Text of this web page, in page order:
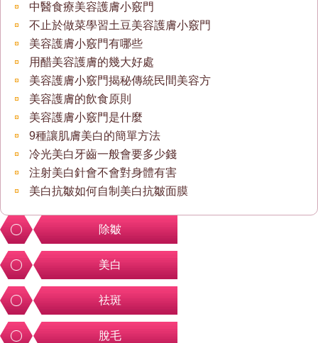
中醫食療美容護膚小竅門
不止於做菜學習土豆美容護膚小竅門
美容護膚小竅門有哪些
用醋美容護膚的幾大好處
美容護膚小竅門揭秘傳統民間美容方
美容護膚的飲食原則
美容護膚小竅門是什麼
9種讓肌膚美白的簡單方法
冷光美白牙齒一般會要多少錢
注射美白針會不會對身體有害
美白抗皺如何自制美白抗皺面膜
除皺
美白
祛斑
脫毛